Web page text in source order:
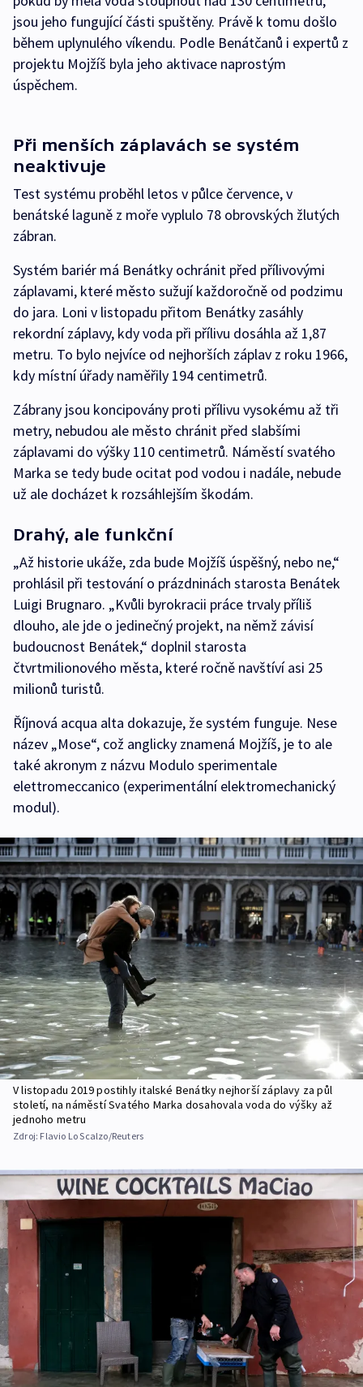
jsou jeho fungující části spuštěny. Právě k tomu došlo
během uplynulého víkendu. Podle Benátčanů i expertů z
projektu Mojžíš byla jeho aktivace naprostým
úspěchem.
Při menších záplavách se systém
neaktivuje
Test systému proběhl letos v půlce července, v
benátské laguně z moře vyplulo 78 obrovských žlutých
zábran.
Systém bariér má Benátky ochránit před přílivovými
záplavami, které město sužují každoročně od podzimu
do jara. Loni v listopadu přitom Benátky zasáhly
rekordní záplavy, kdy voda při přílivu dosáhla až 1,87
metru. To bylo nejvíce od nejhorších záplav z roku 1966,
kdy místní úřady naměřily 194 centimetrů.
Zábrany jsou koncipovány proti přílivu vysokému až tři
metry, nebudou ale město chránit před slabšími
záplavami do výšky 110 centimetrů. Náměstí svatého
Marka se tedy bude ocitat pod vodou i nadále, nebude
už ale docházet k rozsáhlejším škodám.
Drahý, ale funkční
„Až historie ukáže, zda bude Mojžíš úspěšný, nebo ne,“
prohlásil při testování o prázdninách starosta Benátek
Luigi Brugnaro. „Kvůli byrokracii práce trvaly příliš
dlouho, ale jde o jedinečný projekt, na němž závisí
budoucnost Benátek,“ doplnil starosta
čtvrtmilionového města, které ročně navštíví asi 25
milionů turistů.
Říjnová acqua alta dokazuje, že systém funguje. Nese
název „Mose“, což anglicky znamená Mojžíš, je to ale
také akronym z názvu Modulo sperimentale
elettromeccanico (experimentální elektromechanický
modul).
V listopadu 2019 postihly italské Benátky nejhorší záplavy za půl
století, na náměstí Svatého Marka dosahovala voda do výšky až
jednoho metru
Zdroj: Flavio Lo Scalzo/Reuters